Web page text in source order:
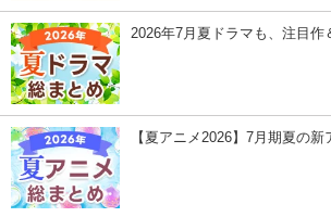
2026年7月夏ドラマも、注目作
【夏アニメ2026】7月期夏の新